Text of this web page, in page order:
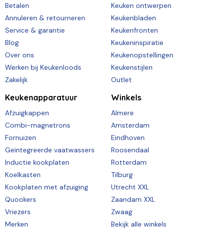
Betalen
Annuleren & retourneren
Service & garantie
Blog
Over ons
Werken bij Keukenloods
Zakelijk
Keuken ontwerpen
Keukenbladen
Keukenfronten
Keukeninspiratie
Keukenopstellingen
Keukenstijlen
Outlet
Keukenapparatuur
Afzuigkappen
Combi-magnetrons
Fornuizen
Geïntegreerde vaatwassers
Inductie kookplaten
Koelkasten
Kookplaten met afzuiging
Quookers
Vriezers
Merken
Winkels
Almere
Amsterdam
Eindhoven
Roosendaal
Rotterdam
Tilburg
Utrecht XXL
Zaandam XXL
Zwaag
Bekijk alle winkels